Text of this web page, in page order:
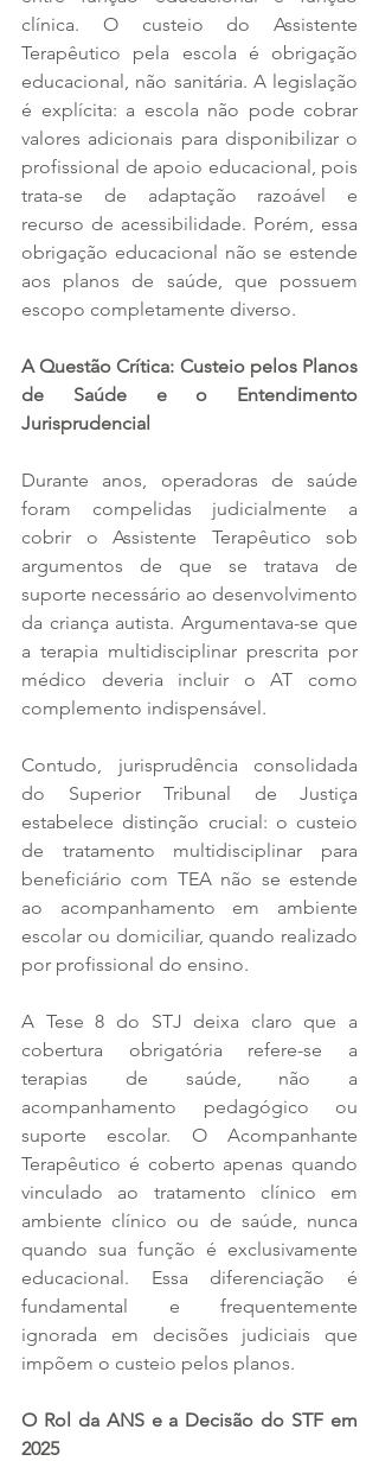
clínica. O custeio do Assistente
Terapêutico pela escola é obrigação
educacional, não sanitária. A legislação
é explícita: a escola não pode cobrar
valores adicionais para disponibilizar o
profissional de apoio educacional, pois
trata-se de adaptação razoável e
recurso de acessibilidade. Porém, essa
obrigação educacional não se estende
aos planos de saúde, que possuem
escopo completamente diverso.
A Questão Crítica: Custeio pelos Planos
de Saúde e o Entendimento
Jurisprudencial
Durante anos, operadoras de saúde
foram compelidas judicialmente a
cobrir o Assistente Terapêutico sob
argumentos de que se tratava de
suporte necessário ao desenvolvimento
da criança autista. Argumentava-se que
a terapia multidisciplinar prescrita por
médico deveria incluir o AT como
complemento indispensável.
Contudo, jurisprudência consolidada
do Superior Tribunal de Justiça
estabelece distinção crucial: o custeio
de tratamento multidisciplinar para
beneficiário com TEA não se estende
ao acompanhamento em ambiente
escolar ou domiciliar, quando realizado
por profissional do ensino.
A Tese 8 do STJ deixa claro que a
cobertura obrigatória refere-se a
terapias de saúde, não a
acompanhamento pedagógico ou
suporte escolar. O Acompanhante
Terapêutico é coberto apenas quando
vinculado ao tratamento clínico em
ambiente clínico ou de saúde, nunca
quando sua função é exclusivamente
educacional. Essa diferenciação é
fundamental e frequentemente
ignorada em decisões judiciais que
impõem o custeio pelos planos.
O Rol da ANS e a Decisão do STF em
2025